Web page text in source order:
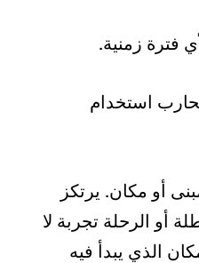
فترة زمنية.
بنسبة 100٪ والذي يحارب استخدام
أو مكان. يرتكز
أو الرحلة تجربة لا
الذي يبدأ فيه